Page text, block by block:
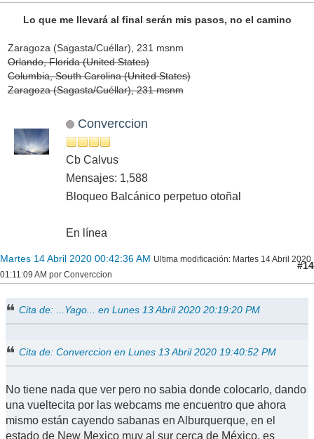
Lo que me llevará al final serán mis pasos, no el camino
Zaragoza (Sagasta/Cuéllar), 231 msnm
Orlando, Florida (United States)
Columbia, South Carolina (United States)
Zaragoza (Sagasta/Cuéllar), 231 msnm
Converccion
Cb Calvus
Mensajes: 1,588
Bloqueo Balcánico perpetuo otoñal
En línea
Martes 14 Abril 2020 00:42:36 AM Ultima modificación: Martes 14 Abril 2020
01:11:09 AM por Converccion
#14
Cita de: ...Yago... en Lunes 13 Abril 2020 20:19:20 PM
Cita de: Converccion en Lunes 13 Abril 2020 19:40:52 PM
No tiene nada que ver pero no sabia donde colocarlo, dando
una vueltecita por las webcams me encuentro que ahora
mismo están cayendo sabanas en Alburquerque, en el
estado de New Mexico muy al sur cerca de México, es